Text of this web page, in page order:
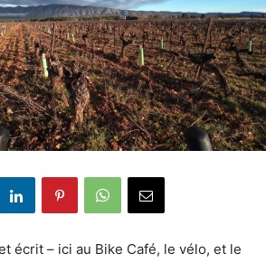
écrit – ici au Bike Café, le vélo, et le